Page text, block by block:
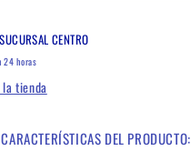
SUCURSAL CENTRO
24 horas
tienda
DEL PRODUCTO: